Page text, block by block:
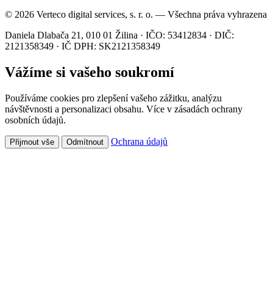
© 2026 Verteco digital services, s. r. o. — Všechna práva vyhrazena
Daniela Dlabača 21, 010 01 Žilina · IČO: 53412834 · DIČ:
2121358349 · IČ DPH: SK2121358349
Vážíme si vašeho soukromí
Používáme cookies pro zlepšení vašeho zážitku, analýzu
návštěvnosti a personalizaci obsahu. Více v zásadách ochrany
osobních údajů.
Přijmout vše Odmítnout Ochrana údajů